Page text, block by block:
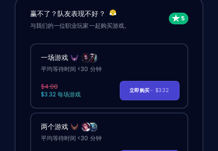
赢不了？队友表现不好？
与我们的一位职业玩家一起购买游戏。
一场游戏
平均等待时间 <30 分钟
$4.00
$3.32 每场游戏
立即购买- $3.32
两个游戏
平均等待时间 <30 分钟